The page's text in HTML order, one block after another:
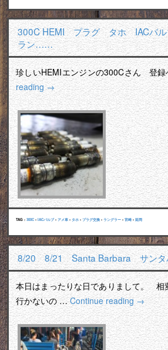
300C HEMI プラグ タホ IACバ
ラン……
珍しいHEMIエンジンの300Cさん 登
reading→
TAG : 300C • IACバルブ• アメ車 • タホ • プラグ交換 • ラングラー • 宮崎 • 延岡
8/20 8/21 Santa Barbara サン
本日はまったりな日でありまして。 相
行かないの …Continue reading→